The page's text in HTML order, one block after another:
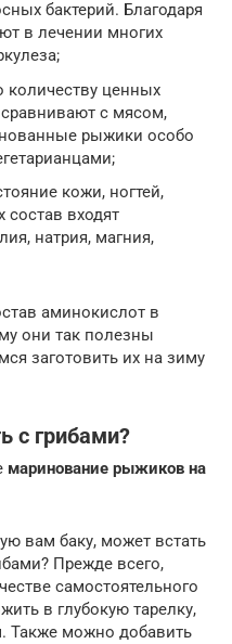
бактерий. Благодаря
в лечении многих
количеству ценных
с мясом,
рыжики особо
кожи, ногтей,
состав входят
натрия, магния,
аминокислот в
они так полезны
заготовить их на зиму
с грибами?
маринование рыжиков на
вам баку, может встать
Прежде всего,
самостоятельного
в глубокую тарелку,
Также можно добавить